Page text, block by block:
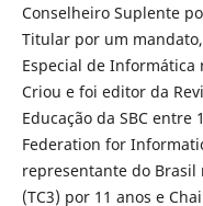
Conselheiro Suplente
Titular por um
Especial de Informática
Criou e foi editor da
Educação da SBC
Federation for
representante do Brasil
(TC3) por 11 anos e